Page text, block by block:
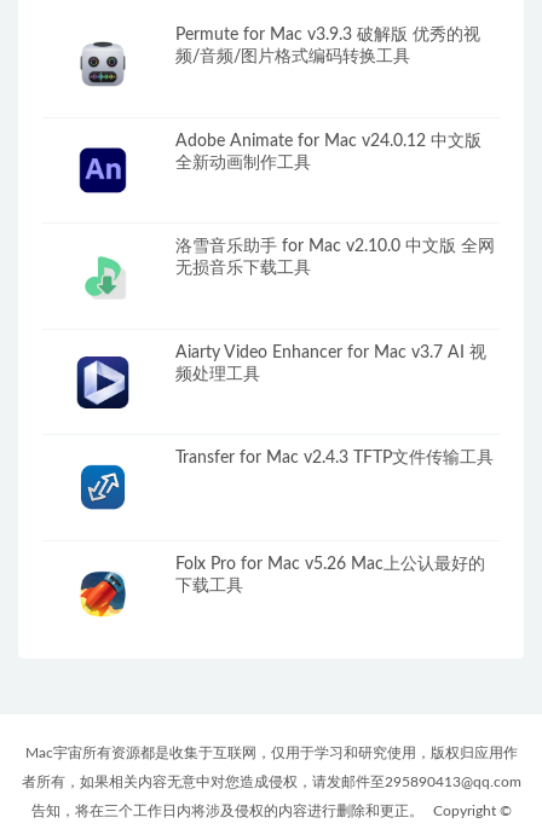
Permute for Mac v3.9.3 破解版 优秀的视
频/音频/图片格式编码转换工具
Adobe Animate for Mac v24.0.12 中文版
全新动画制作工具
洛雪音乐助手 for Mac v2.10.0 中文版 全网
无损音乐下载工具
Aiarty Video Enhancer for Mac v3.7 AI 视
频处理工具
Transfer for Mac v2.4.3 TFTP文件传输工具
Folx Pro for Mac v5.26 Mac上公认最好的
下载工具
Mac宇宙所有资源都是收集于互联网，仅用于学习和研究使用，版权归应用作
者所有，如果相关内容无意中对您造成侵权，请发邮件至295890413@qq.com
告知，将在三个工作日内将涉及侵权的内容进行删除和更正。
Copyright ©